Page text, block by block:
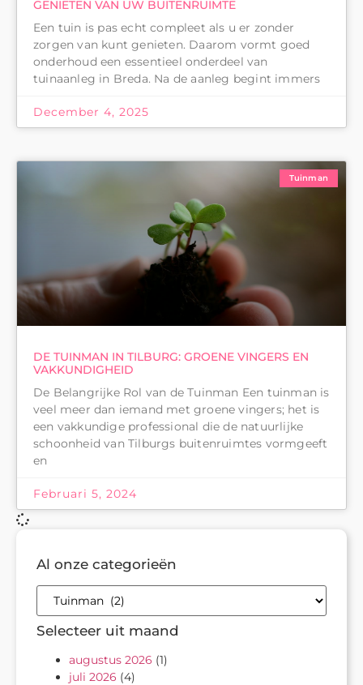
GENIETEN VAN UW BUITENRUIMTE
Een tuin is pas echt compleet als u er zonder
zorgen van kunt genieten. Daarom vormt goed
onderhoud een essentieel onderdeel van
tuinaanleg in Breda. Na de aanleg begint immers
December 4, 2025
Tuinman
DE TUINMAN IN TILBURG: GROENE VINGERS EN
VAKKUNDIGHEID
De Belangrijke Rol van de Tuinman Een tuinman is
veel meer dan iemand met groene vingers; het is
een vakkundige professional die de natuurlijke
schoonheid van Tilburgs buitenruimtes vormgeeft
en
Februari 5, 2024
Al onze categorieën
Selecteer uit maand
augustus 2026 (1)
juli 2026 (4)